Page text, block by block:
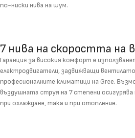
по-ниски нива на шум.
7 нива на скоростта на
Гаранция за високия комфорт е
електродвигатели, задвижващи
професионалните климатици на Gree.
въздушната струя на 7 степени
при охлаждане, така и при отопление.